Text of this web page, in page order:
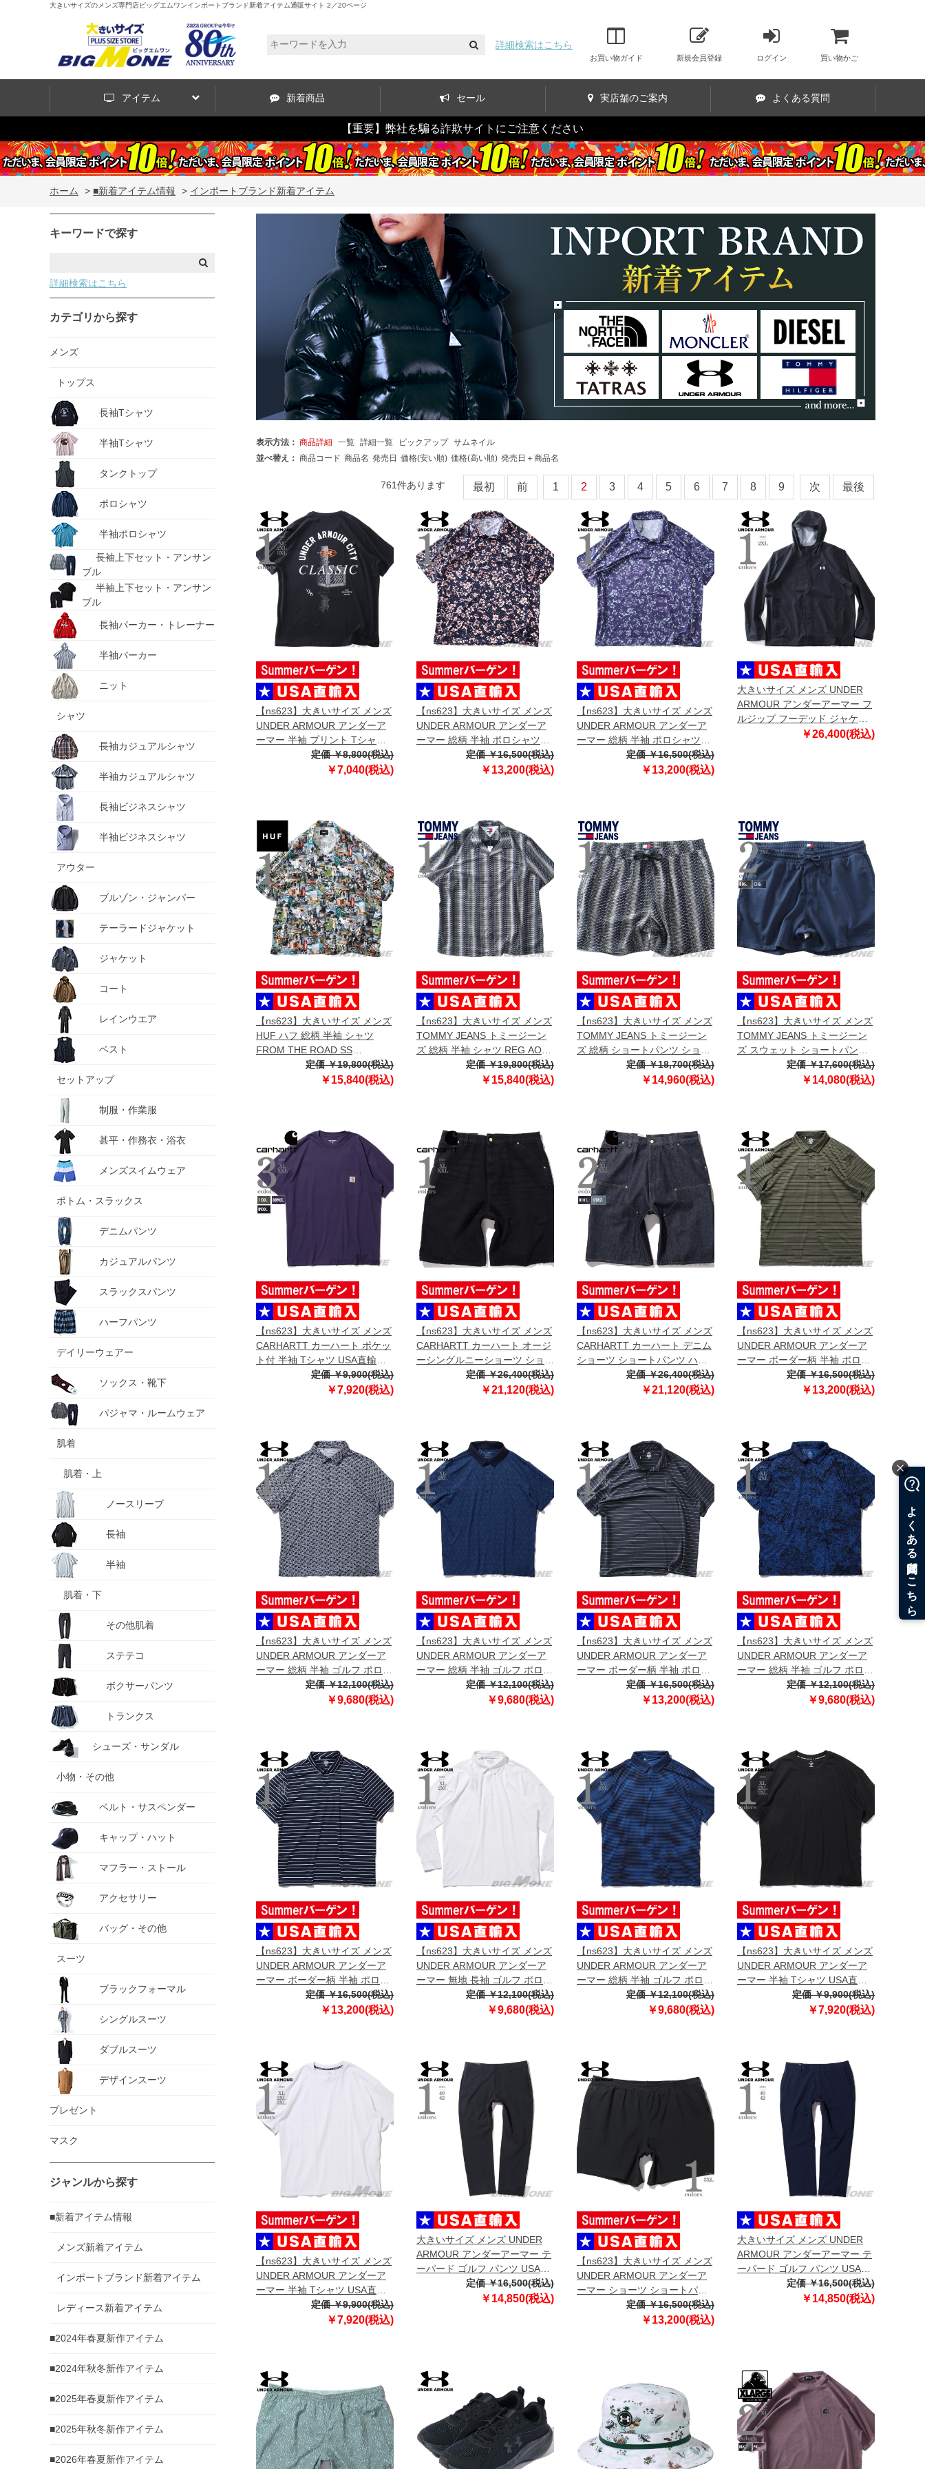
大きいサイズのメンズ専門店ビッグエムワンインポートブランド新着アイテム通販サイト 2／20ページ
詳細検索はこちら
お買い物ガイド 新規会員登録 ログイン 買い物かご
アイテム 新着商品 セール 実店舗のご案内 よくある質問
【重要】弊社を騙る詐欺サイトにご注意ください
ホーム > ■新着アイテム情報 > インポートブランド新着アイテム
キーワードで探す
詳細検索はこちら
カテゴリから探す
メンズ
トップス
長袖Tシャツ
半袖Tシャツ
タンクトップ
ポロシャツ
半袖ポロシャツ
長袖上下セット・アンサン
ブル
半袖上下セット・アンサン
ブル
長袖パーカー・トレーナー
半袖パーカー
ニット
シャツ
長袖カジュアルシャツ
半袖カジュアルシャツ
長袖ビジネスシャツ
半袖ビジネスシャツ
アウター
ブルゾン・ジャンパー
テーラードジャケット
ジャケット
コート
レインウエア
ベスト
セットアップ
制服・作業服
甚平・作務衣・浴衣
メンズスイムウェア
ボトム・スラックス
デニムパンツ
カジュアルパンツ
スラックスパンツ
ハーフパンツ
デイリーウェアー
ソックス・靴下
パジャマ・ルームウェア
肌着
肌着・上
ノースリーブ
長袖
半袖
肌着・下
その他肌着
ステテコ
ボクサーパンツ
トランクス
シューズ・サンダル
小物・その他
ベルト・サスペンダー
キャップ・ハット
マフラー・ストール
アクセサリー
バッグ・その他
スーツ
ブラックフォーマル
シングルスーツ
ダブルスーツ
デザインスーツ
プレゼント
マスク
ジャンルから探す
■新着アイテム情報
メンズ新着アイテム
インポートブランド新着アイテム
レディース新着アイテム
■2024年春夏新作アイテム
■2024年秋冬新作アイテム
■2025年春夏新作アイテム
■2025年秋冬新作アイテム
■2026年春夏新作アイテム
表示方法： 商品詳細 一覧 詳細一覧 ピックアップ サムネイル
並べ替え： 商品コード 商品名 発売日 価格(安い順) 価格(高い順) 発売日＋商品名
761件あります 最初 前 1 2 3 4 5 6 7 8 9 次 最後
【ns623】大きいサイズ メンズ
UNDER ARMOUR アンダーア
ーマー 半袖 プリント Tシャツ
CITY CLASSIC SS USA直輸入
定価 ￥8,800(税込)
￥7,040(税込)
【ns623】大きいサイズ メンズ
UNDER ARMOUR アンダーア
ーマー 総柄 半袖 ポロシャツ
MATCHPLAY PRINTED POLO
USA直輸入 6009800-410
定価 ￥16,500(税込)
￥13,200(税込)
【ns623】大きいサイズ メンズ
UNDER ARMOUR アンダーア
ーマー 総柄 半袖 ポロシャツ
MATCHPLAY PRINTED POLO
USA直輸入 6009800-520
定価 ￥16,500(税込)
￥13,200(税込)
大きいサイズ メンズ UNDER
ARMOUR アンダーアーマー フ
ルジップ フーデッド ジャケッ
ト CLOUDSTRIKE JACKET
￥26,400(税込)
【ns623】大きいサイズ メンズ
HUF ハフ 総柄 半袖 シャツ
FROM THE ROAD SS
RESORT USA直輸入 bu00262
定価 ￥19,800(税込)
￥15,840(税込)
【ns623】大きいサイズ メンズ
TOMMY JEANS トミージーン
ズ 総柄 半袖 シャツ REG AOP
CAMP SHIRT EXT USA直輸入
定価 ￥19,800(税込)
￥15,840(税込)
【ns623】大きいサイズ メンズ
TOMMY JEANS トミージーン
ズ 総柄 ショートパンツ ショー
ツ AOP SHORT USA直輸入
定価 ￥18,700(税込)
￥14,960(税込)
【ns623】大きいサイズ メンズ
TOMMY JEANS トミージーン
ズ スウェット ショートパンツ
ショーツ NEW CLASSICS
BEACH SHORT USA直輸入
定価 ￥17,600(税込)
￥14,080(税込)
【ns623】大きいサイズ メンズ
CARHARTT カーハート ポケッ
ト付 半袖 Tシャツ USA直輸入
定価 ￥9,900(税込)
￥7,920(税込)
【ns623】大きいサイズ メンズ
CARHARTT カーハート オージ
ーシングルニーショーツ ショー
トパンツ ハーフパンツ USA直
定価 ￥26,400(税込)
￥21,120(税込)
【ns623】大きいサイズ メンズ
CARHARTT カーハート デニム
ショーツ ショートパンツ ハー
フパンツ USA直輸入 i036272
定価 ￥26,400(税込)
￥21,120(税込)
【ns623】大きいサイズ メンズ
UNDER ARMOUR アンダーア
ーマー ボーダー柄 半袖 ポロシ
ャツ USA直輸入 6010980-390
定価 ￥16,500(税込)
￥13,200(税込)
【ns623】大きいサイズ メンズ
UNDER ARMOUR アンダーア
ーマー 総柄 半袖 ゴルフ ポロシ
ャツ USA直輸入 um0988-190
定価 ￥12,100(税込)
￥9,680(税込)
【ns623】大きいサイズ メンズ
UNDER ARMOUR アンダーア
ーマー 総柄 半袖 ゴルフ ポロシ
ャツ USA直輸入 um0994-190
定価 ￥12,100(税込)
￥9,680(税込)
【ns623】大きいサイズ メンズ
UNDER ARMOUR アンダーア
ーマー ボーダー柄 半袖 ポロシ
ャツ USA直輸入 6010980-001
定価 ￥16,500(税込)
￥13,200(税込)
【ns623】大きいサイズ メンズ
UNDER ARMOUR アンダーア
ーマー 総柄 半袖 ゴルフ ポロシ
ャツ USA直輸入 um0997-1139
定価 ￥12,100(税込)
￥9,680(税込)
【ns623】大きいサイズ メンズ
UNDER ARMOUR アンダーア
ーマー ボーダー柄 半袖 ポロシ
ャツ USA直輸入 6010980-410
定価 ￥16,500(税込)
￥13,200(税込)
【ns623】大きいサイズ メンズ
UNDER ARMOUR アンダーア
ーマー 無地 長袖 ゴルフ ポロシ
ャツ USA直輸入 um0931-000
定価 ￥12,100(税込)
￥9,680(税込)
【ns623】大きいサイズ メンズ
UNDER ARMOUR アンダーア
ーマー 総柄 半袖 ゴルフ ポロシ
ャツ USA直輸入 um0993-1139
定価 ￥12,100(税込)
￥9,680(税込)
【ns623】大きいサイズ メンズ
UNDER ARMOUR アンダーア
ーマー 半袖 Tシャツ USA直輸
入 6000216-001定価 ￥9,900(税込)
￥7,920(税込)
【ns623】大きいサイズ メンズ
UNDER ARMOUR アンダーア
ーマー 半袖 Tシャツ USA直輸
入 6000216-100定価 ￥9,900(税込)
￥7,920(税込)
大きいサイズ メンズ UNDER
ARMOUR アンダーアーマー テ
ーパード ゴルフ パンツ USA直
輸入 1374606-001定価 ￥16,500(税込)
￥14,850(税込)
【ns623】大きいサイズ メンズ
UNDER ARMOUR アンダーア
ーマー ショーツ ショートパン
ツ USA直輸入 6009179-016
定価 ￥16,500(税込)
￥13,200(税込)
大きいサイズ メンズ UNDER
ARMOUR アンダーアーマー テ
ーパード ゴルフ パンツ USA直
輸入 1374606-410定価 ￥16,500(税込)
￥14,850(税込)